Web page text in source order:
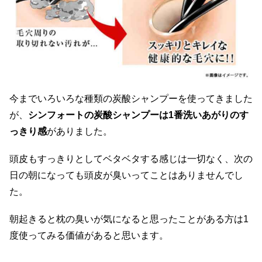
今までいろいろな種類の炭酸シャンプーを使ってきました
が、 シンフォートの炭酸シャンプーは1番洗いあがりのす
っきり感がありました。
頭皮もすっきりとしてベタベタする感じは一切なく、次の
日の朝になっても頭皮が臭いってことはありませんでし
た。
朝起きると枕の臭いが気になると思ったことがある方は1
度使ってみる価値があると思います。